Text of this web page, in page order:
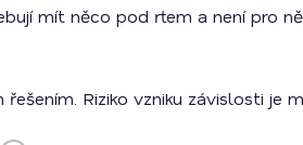
mít něco pod rtem a není pro
Riziko vzniku závislosti je